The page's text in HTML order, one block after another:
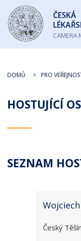
Česká
lékařská
komora
ČESKÁ
CAMERA
HOSTUJÍCÍ
DOMŮ PRO
SEZNAM
Český Těšín